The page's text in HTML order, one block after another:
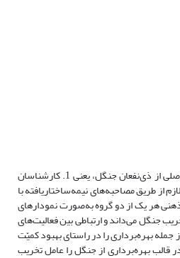
مدل‌‌های ذهنی چارچوب‌های مرجعی‌اند که افراد بر‌اساس آن‌ها جهان را تأویل و تفسیر می‌کنند. در این مقاله مدل‌های ذهنی دو گروه اصلی از ذی‌نفعان جنگل، یعنی 1. کارشناسان
است. داده‌های لازم از طریق مصاحبه‌های نیمه‌ساختار‌یافته با
هر یک از دو گروه به‌صورت نمودارهای
جنگل می‌داند و ارتباطی بین فعالیت‌های
بهره‌برداری را در راستای بهبود کمیّت
بهره‌برداری از جنگل را عامل تخریب